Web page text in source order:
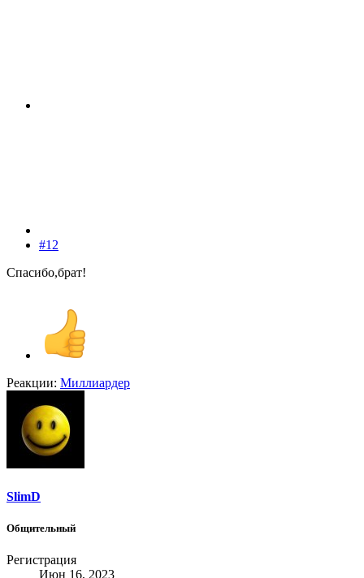
#12
Спасибо,брат!
Реакции: Миллиардер
SlimD
Общительный
Регистрация
Июн 16, 2023